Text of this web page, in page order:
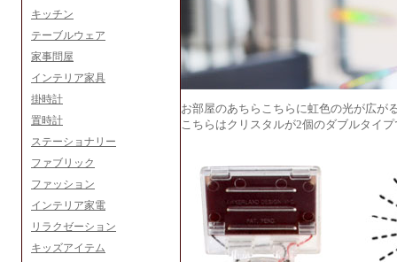
キッチン
テーブルウェア
家事問屋
インテリア家具
掛時計
置時計
ステーショナリー
ファブリック
ファッション
インテリア家電
リラクゼーション
キッズアイテム
お部屋のあちらこちらに虹色の光が広が
こちらはクリスタルが2個のダブルタイ